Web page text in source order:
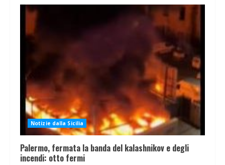
Notizie dalla Sicilia
Palermo, fermata la banda del kalashnikov e degli
incendi: otto fermi